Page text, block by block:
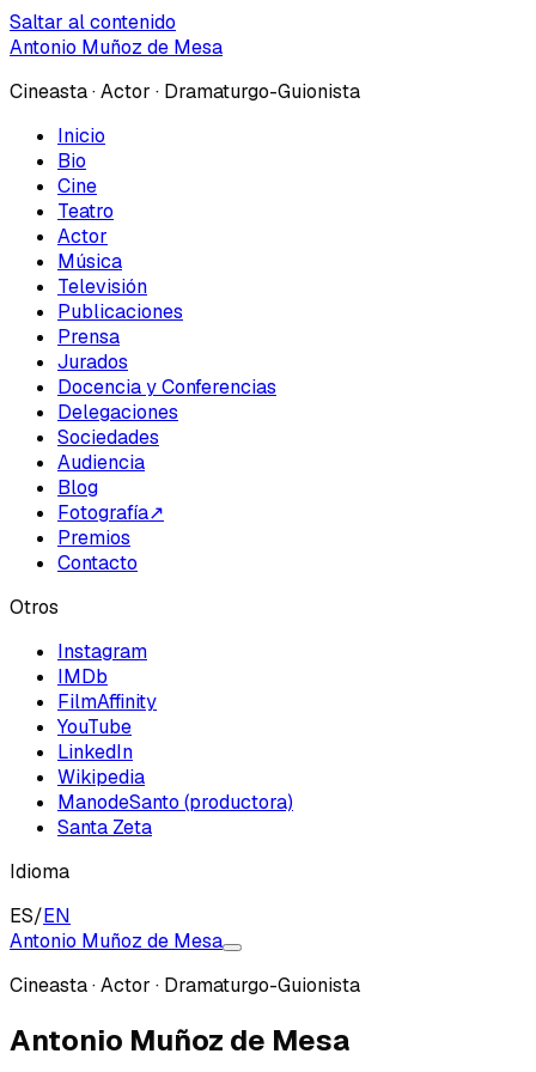
Saltar al contenido
Antonio Muñoz de Mesa
Cineasta · Actor · Dramaturgo-Guionista
Inicio
Bio
Cine
Teatro
Actor
Música
Televisión
Publicaciones
Prensa
Jurados
Docencia y Conferencias
Delegaciones
Sociedades
Audiencia
Blog
Fotografía↗
Premios
Contacto
Otros
Instagram
IMDb
FilmAffinity
YouTube
LinkedIn
Wikipedia
ManodeSanto (productora)
Santa Zeta
Idioma
ES/EN
Antonio Muñoz de Mesa
Cineasta · Actor · Dramaturgo-Guionista
Antonio Muñoz de Mesa